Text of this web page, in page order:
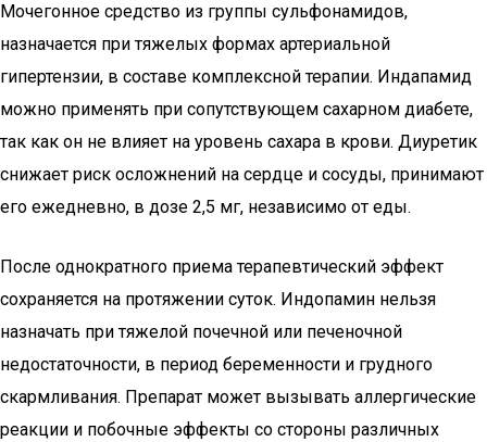
Мочегонное средство из группы сульфонамидов,
назначается при тяжелых формах артериальной
гипертензии, в составе комплексной терапии. Индапамид
можно применять при сопутствующем сахарном диабете,
так как он не влияет на уровень сахара в крови. Диуретик
снижает риск осложнений на сердце и сосуды, принимают
его ежедневно, в дозе 2,5 мг, независимо от еды.
После однократного приема терапевтический эффект
сохраняется на протяжении суток. Индопамин нельзя
назначать при тяжелой почечной или печеночной
недостаточности, в период беременности и грудного
скармливания. Препарат может вызывать аллергические
реакции и побочные эффекты со стороны различных